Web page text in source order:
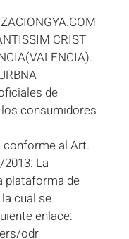
CRIST
de
consumidores
conforme al Art.
La
plataforma de
cual se
enlace:
odr